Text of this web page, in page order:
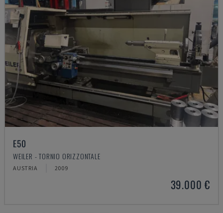
E50
WEILER - TORNIO ORIZZONTALE
AUSTRIA 2009
39.000 €